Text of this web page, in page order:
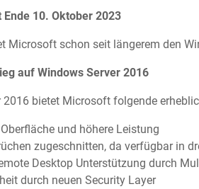
10. Oktober 2023
Microsoft schon seit längerem den
auf Windows Server 2016
2016 bietet Microsoft folgende
und höhere Leistung
zugeschnitten, da verfügbar in
Desktop Unterstützung durch
durch neuen Security Layer